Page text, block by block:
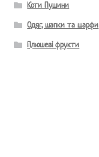
Коти Пушини
Одяг, шапки та шарфи
Плюшеві фрукти